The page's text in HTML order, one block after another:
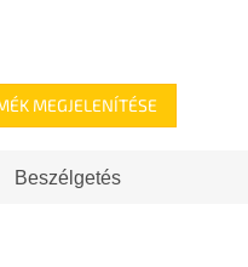
MEGJELENÍTÉSE
Beszélgetés